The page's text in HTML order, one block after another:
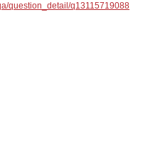
question_detail/q13115719088